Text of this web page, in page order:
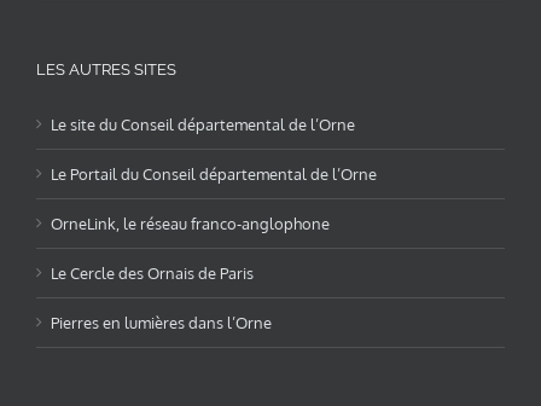
LES AUTRES SITES
Le site du Conseil départemental de l’Orne
Le Portail du Conseil départemental de l’Orne
OrneLink, le réseau franco-anglophone
Le Cercle des Ornais de Paris
Pierres en lumières dans l’Orne